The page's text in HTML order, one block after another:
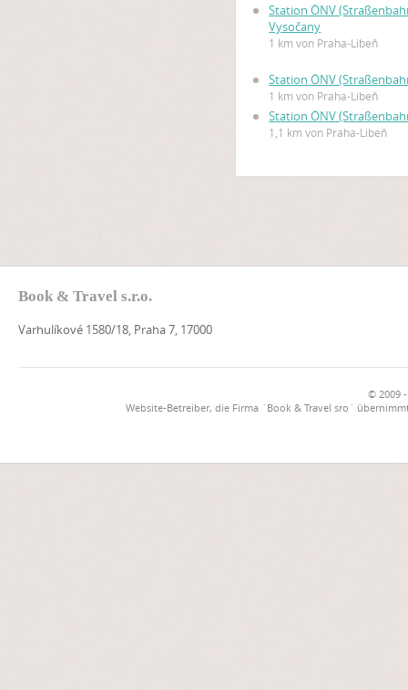
Station ÖNV
Vysočany
1 km von Praha-Libeň
Station ÖNV
1 km von Praha-Libeň
Station ÖNV
1,1 km von Praha-Libeň
Book & Travel s.r.o.
Varhulíkové 1580/18, Praha 7, 17000
© 2009
Website-Betreiber, die Firma `Book & Travel sro`